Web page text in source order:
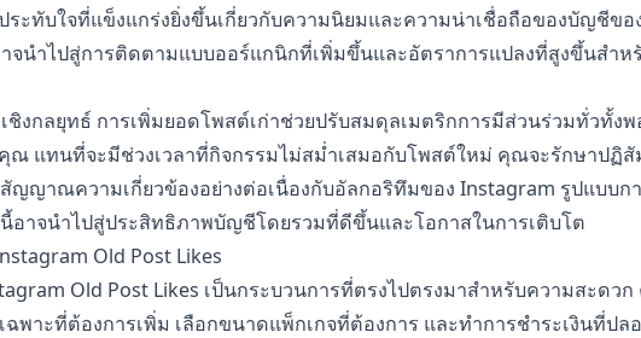
ระทับใจที่แข็งแกร่งยิ่งขึ้นเกี่ยวกับความนิยมและความน่าเชื่อถือของบัญชีข
จนำไปสู่การติดตามแบบออร์แกนิกที่เพิ่มขึ้นและอัตราการแปลงที่สูงขึ้นสำ
ชิงกลยุทธ์ การเพิ่มยอดโพสต์เก่าช่วยปรับสมดุลเมตริกการมีส่วนร่วมทั่วทั้ง
ณ แทนที่จะมีช่วงเวลาที่กิจกรรมไม่สม่ำเสมอกับโพสต์ใหม่ คุณจะรักษาปฏิ
ญญาณความเกี่ยวข้องอย่างต่อเนื่องกับอัลกอริทึมของ Instagram รูปแบบก
อาจนำไปสู่ประสิทธิภาพบัญชีโดยรวมที่ดีขึ้นและโอกาสในการเติบโต
Old Post Likes
Old Post Likes เป็นกระบวนการที่ตรงไปตรงมาสำหรับความสะดวก
ฉพาะที่ต้องการเพิ่ม เลือกขนาดแพ็กเกจที่ต้องการ และทำการชำระเงินที่ปล